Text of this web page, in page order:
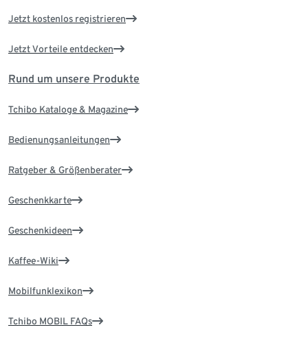
Jetzt kostenlos registrieren
Jetzt Vorteile entdecken
Rund um unsere Produkte
Tchibo Kataloge & Magazine
Bedienungsanleitungen
Ratgeber & Größenberater
Geschenkkarte
Geschenkideen
Kaffee-Wiki
Mobilfunklexikon
Tchibo MOBIL FAQs